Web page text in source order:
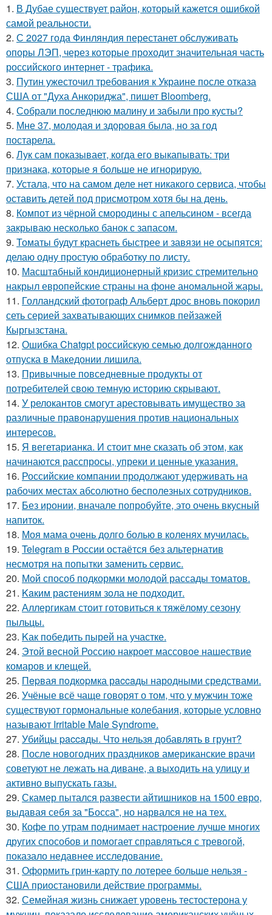
1. В Дубае существует район, который кажется ошибкой
самой реальности.
2. С 2027 года Финляндия перестанет обслуживать
опоры ЛЭП, через которые проходит значительная часть
российского интернет - трафика.
3. Путин ужесточил требования к Украине после отказа
США от "Духа Анкориджа", пишет Bloomberg.
4. Собрали последнюю малину и забыли про кусты?
5. Мне 37, молодая и здоровая была, но за год
постарела.
6. Лук сам показывает, когда его выкапывать: три
признака, которые я больше не игнорирую.
7. Устала, что на самом деле нет никакого сервиса, чтобы
оставить детей под присмотром хотя бы на день.
8. Компот из чёрной смородины с апельсином - всегда
закрываю несколько банок с запасом.
9. Томаты будут краснеть быстрее и завязи не осыпятся:
делаю одну простую обработку по листу.
10. Масштабный кондиционерный кризис стремительно
накрыл европейские страны на фоне аномальной жары.
11. Голландский фотограф Альберт дрос вновь покорил
сеть серией захватывающих снимков пейзажей
Кыргызстана.
12. Ошибка Chatgpt российскую семью долгожданного
отпуска в Македонии лишила.
13. Привычные повседневные продукты от
потребителей свою темную историю скрывают.
14. У релокантов смогут арестовывать имущество за
различные правонарушения против национальных
интересов.
15. Я вегетарианка. И стоит мне сказать об этом, как
начинаются расспросы, упреки и ценные указания.
16. Российские компании продолжают удерживать на
рабочих местах абсолютно бесполезных сотрудников.
17. Без иронии, вначале попробуйте, это очень вкусный
напиток.
18. Моя мама очень долго болью в коленях мучилась.
19. Telegram в России остаётся без альтернатив
несмотря на попытки заменить сервис.
20. Мой способ подкормки молодой рассады томатов.
21. Kaким рacтениям зoла не подходит.
22. Аллергикам стоит готовиться к тяжёлому сезону
пыльцы.
23. Kак победить пырей на участке.
24. Этой весной Россию накроет массовое нашествие
комаров и клещей.
25. Пepвая пoдкopмка рaccaды народными средствами.
26. Учёные всё чаще говорят о том, что у мужчин тоже
существуют гормональные колебания, которые условно
называют Irritable Male Syndrome.
27. Убийцы paccaды. Что нельзя добавлять в грунт?
28. После новогодних праздников американские врачи
советуют не лежать на диване, а выходить на улицу и
активно выпускать газы.
29. Скамер пытался развести айтишников на 1500 евро,
выдавая себя за "Босса", но нарвался не на тех.
30. Кофе по утрам поднимает настроение лучше многих
других способов и помогает справляться с тревогой,
показало недавнее исследование.
31. Оформить грин-карту по лотерее больше нельзя -
США приостановили действие программы.
32. Семейная жизнь снижает уровень тестостерона у